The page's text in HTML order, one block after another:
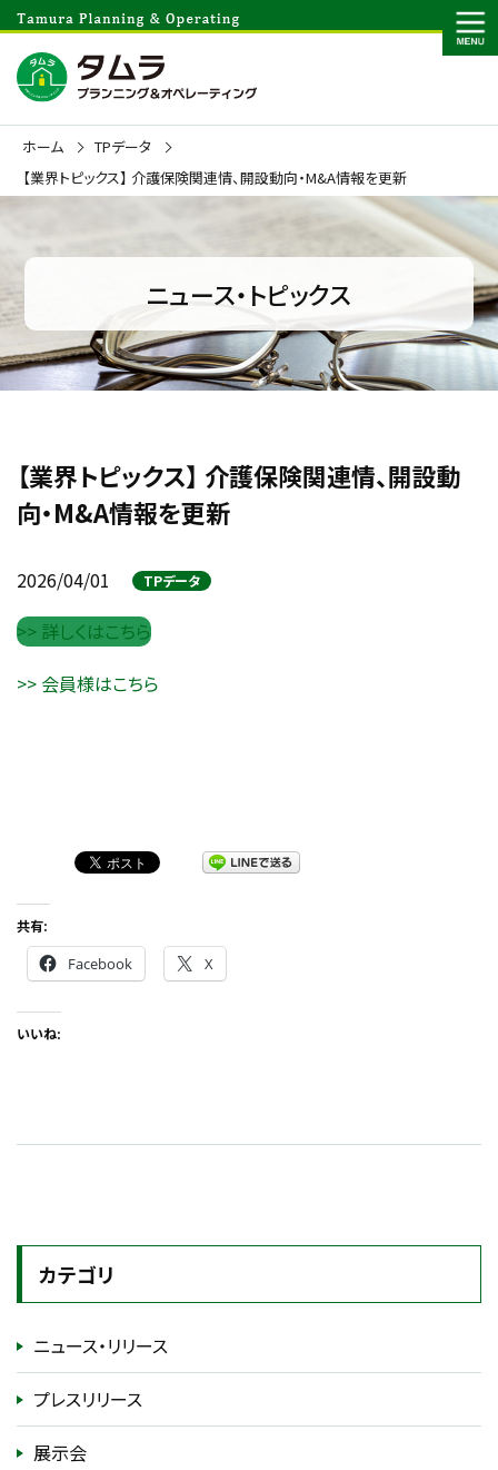
ホーム
TPデータ
【業界トピックス】 介護保険関連情、開設動向・M&A情報を更新
ニュース・トピックス
【業界トピックス】 介護保険関連情、開設動
向・M&A情報を更新
2026/04/01 TPデータ
>> 詳しくはこちら
>> 会員様はこちら
共有:
Facebook X
いいね:
カテゴリ
ニュース・リリース
プレスリリース
展示会